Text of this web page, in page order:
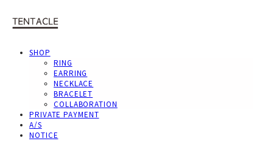
SHOP
RING
EARRING
NECKLACE
BRACELET
COLLABORATION
PRIVATE PAYMENT
A/S
NOTICE